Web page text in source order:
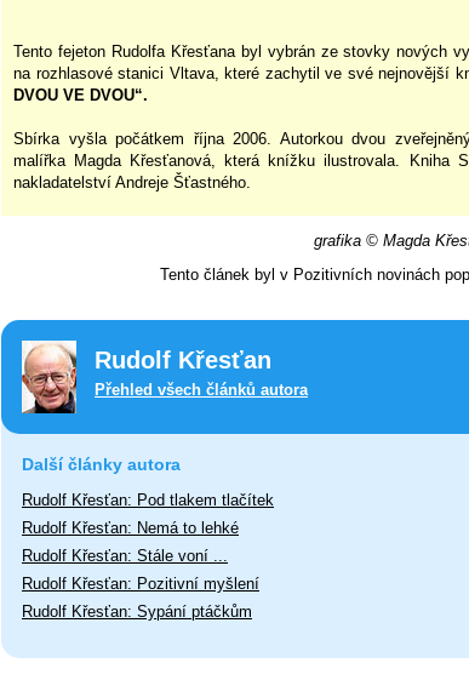
Tento fejeton Rudolfa Křesťana byl vybrán ze stovky nových
na rozhlasové stanici Vltava, které zachytil ve své nejnovější
DVOU VE DVOU“.
Sbírka vyšla počátkem října 2006. Autorkou dvou
malířka Magda Křesťanová, která knížku ilustrovala. Kniha
nakladatelství Andreje Šťastného.
grafika © Magda
Tento článek byl v Pozitivních novinách
Rudolf Křesťan
Přehled všech článků autora
Další články autora
Rudolf Křesťan: Pod tlakem tlačítek
Rudolf Křesťan: Nemá to lehké
Rudolf Křesťan: Stále voní ...
Rudolf Křesťan: Pozitivní myšlení
Rudolf Křesťan: Sypání ptáčkům